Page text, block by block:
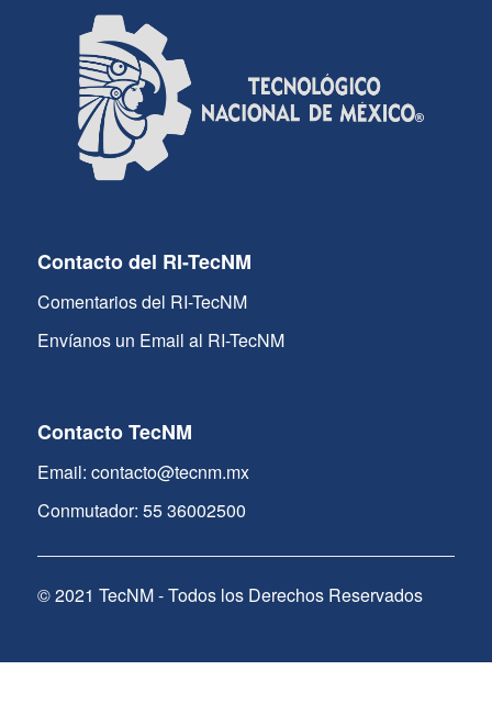
Contacto del RI-TecNM
Comentarios del RI-TecNM
Envíanos un Email al RI-TecNM
Contacto TecNM
Email: contacto@tecnm.mx
Conmutador: 55 36002500
© 2021 TecNM - Todos los Derechos Reservados